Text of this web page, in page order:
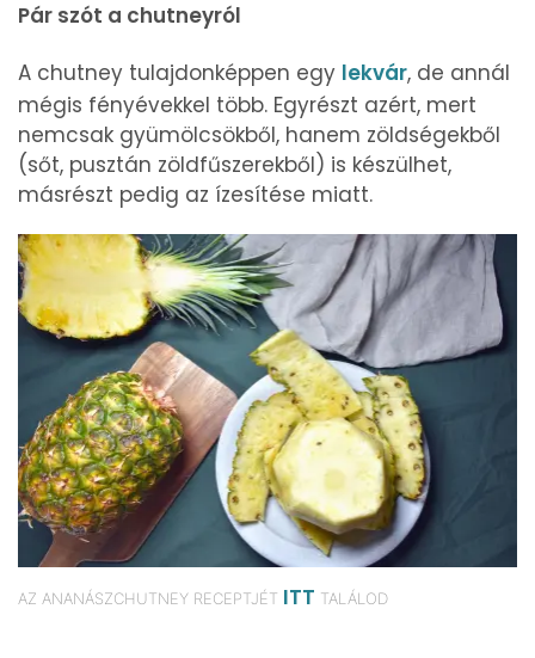
Pár szót a chutneyról
A chutney tulajdonképpen egy lekvár, de annál
mégis fényévekkel több. Egyrészt azért, mert
nemcsak gyümölcsökből, hanem zöldségekből
(sőt, pusztán zöldfűszerekből) is készülhet,
másrészt pedig az ízesítése miatt.
AZ ANANÁSZCHUTNEY RECEPTJÉT ITT TALÁLOD